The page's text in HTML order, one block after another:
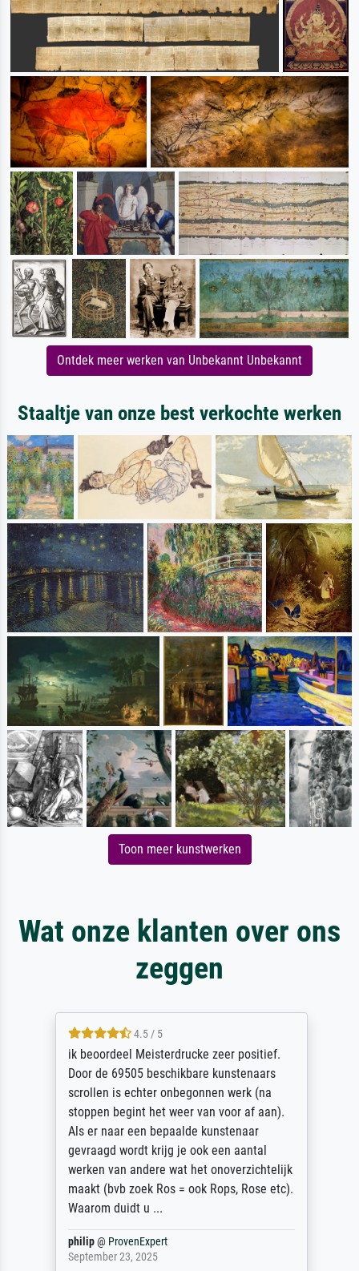
Ontdek meer werken van Unbekannt Unbekannt
Staaltje van onze best verkochte werken
Toon meer kunstwerken
Wat onze klanten over ons
zeggen
4.5 / 5
ik beoordeel Meisterdrucke zeer positief.
Door de 69505 beschikbare kunstenaars
scrollen is echter onbegonnen werk (na
stoppen begint het weer van voor af aan).
Als er naar een bepaalde kunstenaar
gevraagd wordt krijg je ook een aantal
werken van andere wat het onoverzichtelijk
maakt (bvb zoek Ros = ook Rops, Rose etc).
Waarom duidt u ...
philip@ ProvenExpert
September 23, 2025